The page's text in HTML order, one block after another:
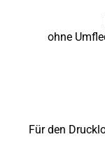
ohne
Für den